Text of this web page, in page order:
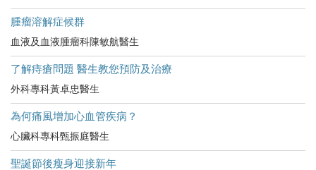
腫瘤溶解症候群
血液及血液腫瘤科陳敏航醫生
了解痔瘡問題 醫生教您預防及治療
外科專科黃卓忠醫生
為何痛風增加心血管疾病？
心臟科專科甄振庭醫生
聖誕節後瘦身迎接新年